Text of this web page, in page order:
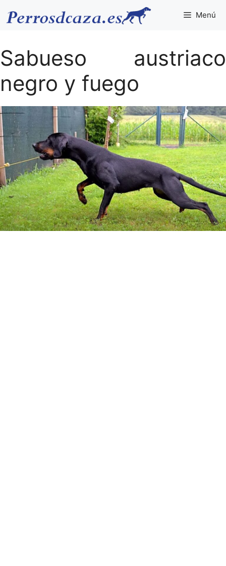
Menú
Sabueso austriaco
negro y fuego